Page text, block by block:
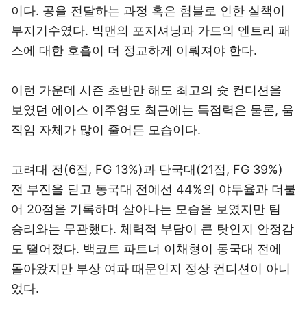
이다. 공을 전달하는 과정 혹은 험블로 인한 실책이
부지기수였다. 빅맨의 포지셔닝과 가드의 엔트리 패
스에 대한 호흡이 더 정교하게 이뤄져야 한다.
이런 가운데 시즌 초반만 해도 최고의 슛 컨디션을
보였던 에이스 이주영도 최근에는 득점력은 물론, 움
직임 자체가 많이 줄어든 모습이다.
고려대 전(6점, FG 13%)과 단국대(21점, FG 39%)
전 부진을 딛고 동국대 전에선 44%의 야투율과 더불
어 20점을 기록하며 살아나는 모습을 보였지만 팀
승리와는 무관했다. 체력적 부담이 큰 탓인지 안정감
도 떨어졌다. 백코트 파트너 이채형이 동국대 전에
돌아왔지만 부상 여파 때문인지 정상 컨디션이 아니
었다.